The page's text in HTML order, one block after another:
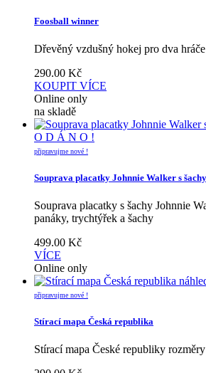
Foosball winner
Dřevěný vzdušný hokej pro dva hráče
290.00 Kč
KOUPIT VÍCE
Online only
na skladě
O D Á N O !
připravujme nové !
Souprava placatky Johnnie Walker s šachy
Souprava placatky s šachy Johnnie
panáky, trychtýřek a šachy
499.00 Kč
VÍCE
Online only
připravujme nové !
Stírací mapa Česká republika
Stírací mapa České republiky